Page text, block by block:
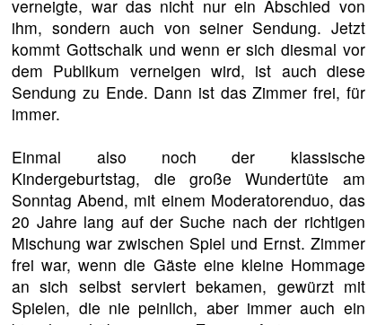
verneigte, war das nicht nur ein Abschied von
ihm, sondern auch von seiner Sendung. Jetzt
kommt Gottschalk und wenn er sich diesmal vor
dem Publikum verneigen wird, ist auch diese
Sendung zu Ende. Dann ist das Zimmer frei, für
immer.
Einmal also noch der klassische
Kindergeburtstag, die große Wundertüte am
Sonntag Abend, mit einem Moderatorenduo, das
20 Jahre lang auf der Suche nach der richtigen
Mischung war zwischen Spiel und Ernst. Zimmer
frei war, wenn die Gäste eine kleine Hommage
an sich selbst serviert bekamen, gewürzt mit
Spielen, die nie peinlich, aber immer auch ein